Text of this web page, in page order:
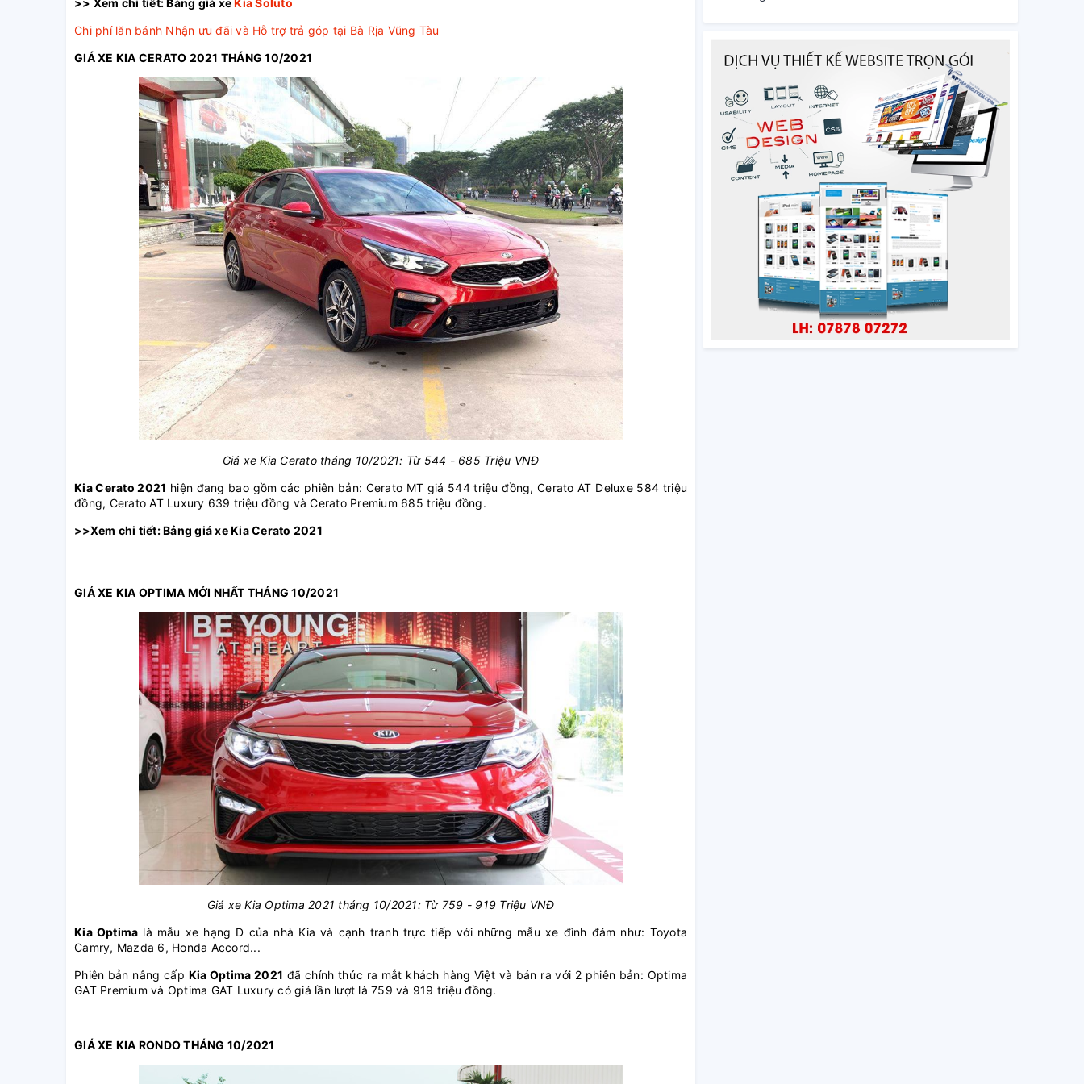
>> Xem chi tiết: Bảng giá xe Kia Soluto
Chi phí lăn bánh Nhận ưu đãi và Hỗ trợ trả góp tại Bà Rịa Vũng Tàu
GIÁ XE KIA CERATO 2021 THÁNG 10/2021
Giá xe Kia Cerato tháng 10/2021: Từ 544 - 685 Triệu VNĐ
Kia Cerato 2021 hiện đang bao gồm các phiên bản: Cerato MT giá 544 triệu đồng, Cerato AT Deluxe 584 triệu
đồng, Cerato AT Luxury 639 triệu đồng và Cerato Premium 685 triệu đồng.
>>Xem chi tiết: Bảng giá xe Kia Cerato 2021
GIÁ XE KIA OPTIMA MỚI NHẤT THÁNG 10/2021
Giá xe Kia Optima 2021 tháng 10/2021: Từ 759 - 919 Triệu VNĐ
Kia Optima là mẫu xe hạng D của nhà Kia và cạnh tranh trực tiếp với những mẫu xe đình đám như: Toyota
Camry, Mazda 6, Honda Accord...
Phiên bản nâng cấp Kia Optima 2021 đã chính thức ra mắt khách hàng Việt và bán ra với 2 phiên bản: Optima
GAT Premium và Optima GAT Luxury có giá lần lượt là 759 và 919 triệu đồng.
GIÁ XE KIA RONDO THÁNG 10/2021